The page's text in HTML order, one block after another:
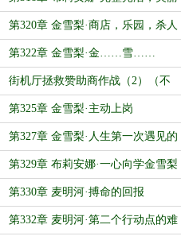
可爱
第320章 金雪梨·商店，乐园，杀人
（？）事件
第322章 金雪梨·金……雪……
梨……
街机厅拯救赞助商作战（2）（不
必介意标题变了，都是小事）
第325章 金雪梨·主动上岗
第327章 金雪梨·人生第一次遇见的
事，社区公园，夜间大学
第329章 布莉安娜·一心向学金雪梨
第330章 麦明河·搏命的回报
第332章 麦明河·第二个行动点的难